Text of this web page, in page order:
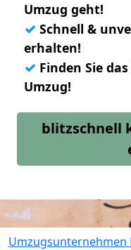
Umzug geht!
✓ Schnell &
erhalten!
✓ Finden Sie
Umzug!
blitzschnell
Umzugsunternehmen